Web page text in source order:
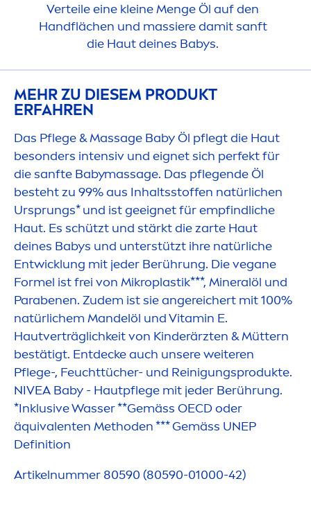
Verteile eine kleineMenge Öl auf den
Handflächen und massiere damit sanft
die Haut deines Babys.
MEHR ZU DIESEM PRODUKT
ERFAHREN
Das Pflege & Massage Baby Öl pflegt die Haut
besonders intensiv und eignet sich perfekt für
die sanfte Babymassage. Das pflegende Öl
besteht zu 99% aus Inhaltsstoffen natürlichen
Ursprungs* und ist geeignet für empfindliche
Haut. Es schützt und stärkt die zarte Haut
deines Babys und unterstützt ihre natürliche
Entwicklung mit jeder Berührung. Die vegane
Formel ist frei von Mikroplastik***, Mineralöl und
Parabenen. Zudem ist sie angereichert mit 100%
natürlichem Mandelöl undVitamin E.
Hautverträglichkeit von Kinderärzten & Müttern
bestätigt. Entdecke auch unsere weiteren
Pflege-, Feuchttücher- und Reinigungsprodukte.
NIVEA Baby - Hautpflege mit jeder Berührung.
*Inklusive Wasser **Gemäss OECD oder
äquivalenten Methoden *** Gemäss UNEP
Definition
Artikelnummer 80590 (80590-01000-42)